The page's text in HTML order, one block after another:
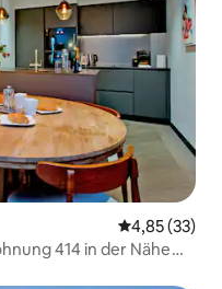
4,85 (33)
414 in der Nähe